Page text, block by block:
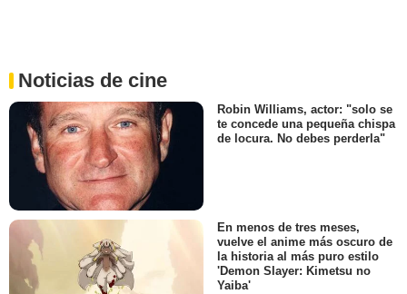
Noticias de cine
Robin Williams, actor: "solo se
te concede una pequeña chispa
de locura. No debes perderla"
En menos de tres meses,
vuelve el anime más oscuro de
la historia al más puro estilo
'Demon Slayer: Kimetsu no
Yaiba'